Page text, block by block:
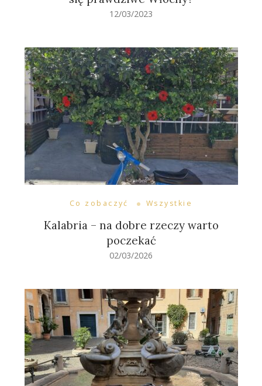
12/03/2023
Co zobaczyć Wszystkie
Kalabria – na dobre rzeczy warto
poczekać
02/03/2026